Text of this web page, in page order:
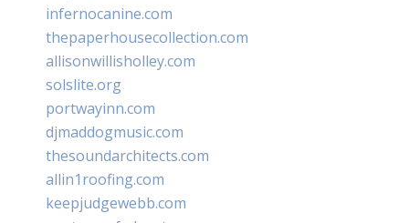
infernocanine.com
thepaperhousecollection.com
allisonwillisholley.com
solslite.org
portwayinn.com
djmaddogmusic.com
thesoundarchitects.com
allin1roofing.com
keepjudgewebb.com